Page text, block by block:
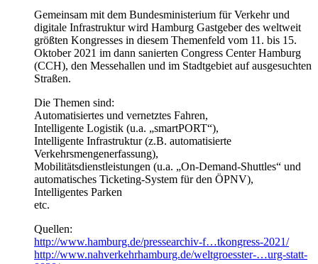
Gemeinsam mit dem Bundesministerium für Verkehr und
digitale Infrastruktur wird Hamburg Gastgeber des weltweit
größten Kongresses in diesem Themenfeld vom 11. bis 15.
Oktober 2021 im dann sanierten Congress Center Hamburg
(CCH), den Messehallen und im Stadtgebiet auf ausgesuchten
Straßen.
Die Themen sind:
Automatisiertes und vernetztes Fahren,
Intelligente Logistik (u.a. „smartPORT“),
Intelligente Infrastruktur (z.B. automatisierte
Verkehrsmengenerfassung),
Mobilitätsdienstleistungen (u.a. „On-Demand-Shuttles“ und
automatisches Ticketing-System für den ÖPNV),
Intelligentes Parken
etc.
Quellen:
http://www.hamburg.de/pressearchiv-f…tkongress-2021/
http://www.nahverkehrhamburg.de/weltgroesster-…urg-statt-